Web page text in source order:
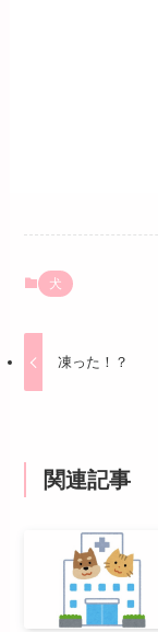
犬
凍った！？
関連記事